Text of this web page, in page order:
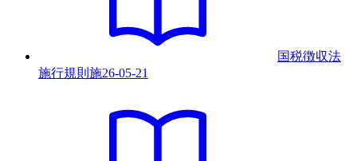
国税徴収法
施行規則 施26-05-21